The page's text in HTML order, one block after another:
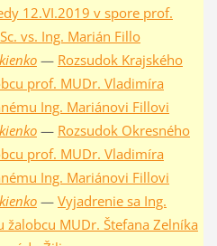
12.VI.2019 v spore prof.
vs. Ing. Marián Fillo
— Rozsudok Krajského
prof. MUDr. Vladimíra
Ing. Mariánovi Fillovi
— Rozsudok Okresného
prof. MUDr. Vladimíra
Ing. Mariánovi Fillovi
— Vyjadrenie sa Ing.
žalobcu MUDr. Štefana Zelníka